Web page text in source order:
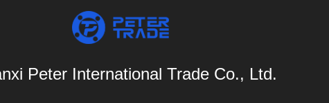
Peter International Trade Co., Ltd.